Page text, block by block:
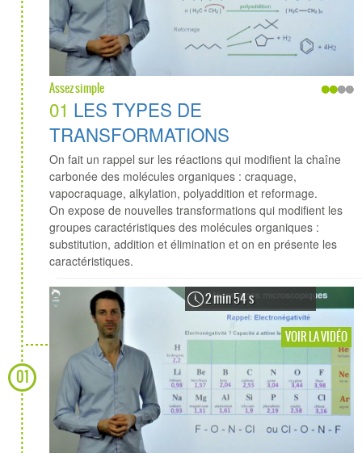
01
Assez simple
01 LES TYPES DE
TRANSFORMATIONS
On fait un rappel sur les réactions qui modifient la chaîne
carbonée des molécules organiques : craquage,
vapocraquage, alkylation, polyaddition et reformage.
On expose de nouvelles transformations qui modifient les
groupes caractéristiques des molécules organiques :
substitution, addition et élimination et on en présente les
caractéristiques.
2 min 54 s
VOIR LA VIDÉO